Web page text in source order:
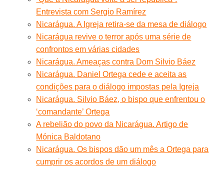
Entrevista com Sergio Ramírez
Nicarágua. A Igreja retira-se da mesa de diálogo
Nicarágua revive o terror após uma série de
confrontos em várias cidades
Nicarágua. Ameaças contra Dom Silvio Báez
Nicarágua. Daniel Ortega cede e aceita as
condições para o diálogo impostas pela Igreja
Nicarágua. Silvio Báez, o bispo que enfrentou o
‘comandante’ Ortega
A rebelião do povo da Nicarágua. Artigo de
Mónica Baldotano
Nicarágua. Os bispos dão um mês a Ortega para
cumprir os acordos de um diálogo